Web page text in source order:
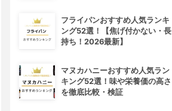
I DEW CARE(アイデューケア)
フライパンおすすめ人気ランキ
ング52選！【焦げ付かない・長
持ち！2026最新】
マヌカハニーおすすめ人気ラン
キング52選！味や栄養価の高さ
を徹底比較・検証